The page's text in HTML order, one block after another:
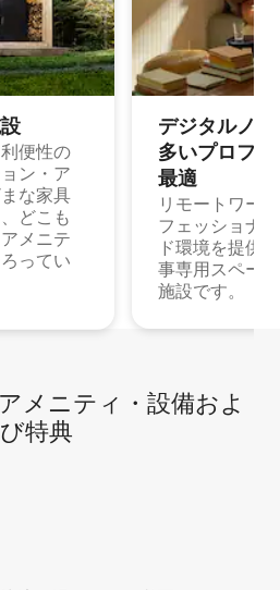
便性の
ン・ア
な家具
どこも
メニテ
ってい
デジタルノ
多⁠いプ⁠ロ⁠フ⁠
最⁠適
リモートワー
フェッショナ
ド環境を提供
事専用スペー
施設です。
メ⁠ニ⁠テ⁠ィ⁠・設⁠備⁠およ
び特⁠典